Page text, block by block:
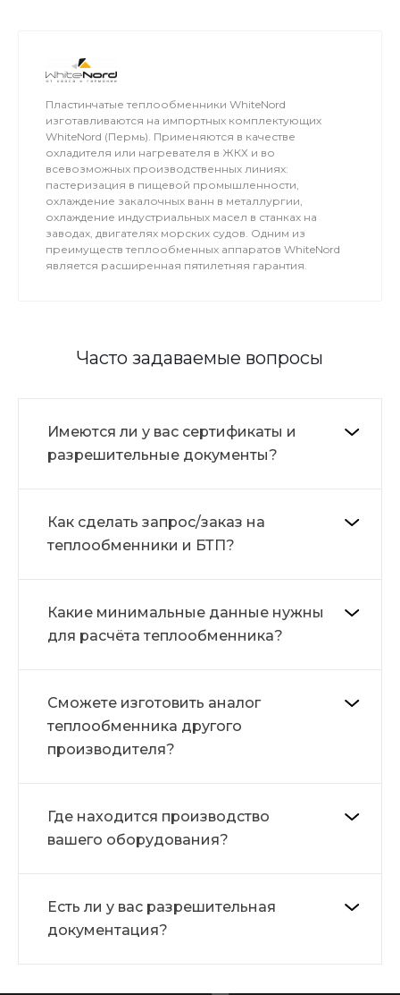
Пластинчатые теплообменники WhiteNord
изготавливаются на импортных комплектующих
WhiteNord (Пермь). Применяются в качестве
охладителя или нагревателя в ЖКХ и во
всевозможных производственных линиях:
пастеризация в пищевой промышленности,
охлаждение закалочных ванн в металлургии,
охлаждение индустриальных масел в станках на
заводах, двигателях морских судов. Одним из
преимуществ теплообменных аппаратов WhiteNord
является расширенная пятилетняя гарантия.
Часто задаваемые вопросы
Имеются ли у вас сертификаты и
разрешительные документы?
Как сделать запрос/заказ на
теплообменники и БТП?
Какие минимальные данные нужны
для расчёта теплообменника?
Сможете изготовить аналог
теплообменника другого
производителя?
Где находится производство
вашего оборудования?
Есть ли у вас разрешительная
документация?